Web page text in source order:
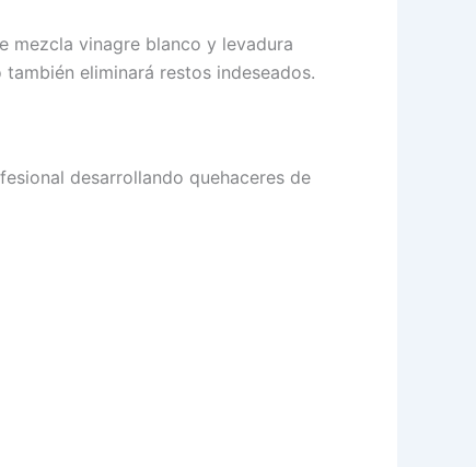
mezcla vinagre blanco y levadura
eliminará restos indeseados.
desarrollando quehaceres de